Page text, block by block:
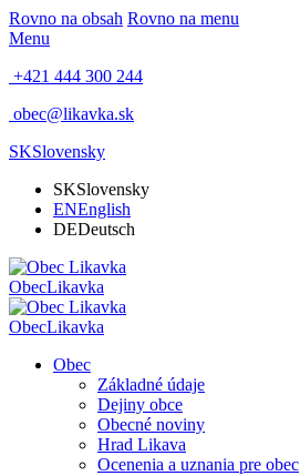
Rovno na obsah Rovno na menu
Menu
+421 444 300 244
obec@likavka.sk
SKSlovensky
SKSlovensky
ENEnglish
DEDeutsch
ObecLikavka
ObecLikavka
Obec
Základné údaje
Dejiny obce
Obecné noviny
Hrad Likava
Ocenenia a uznania pre obec